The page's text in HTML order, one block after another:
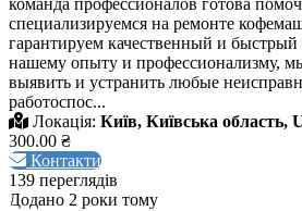
команда профессионалов готова
специализируемся на ремонте
гарантируем качественный и быстрый
нашему опыту и профессионализму,
выявить и устранить любые
работоспос...
Локація: Київ, Київська область,
300.00 ₴
Контакти
139 переглядів
Додано 2 роки тому